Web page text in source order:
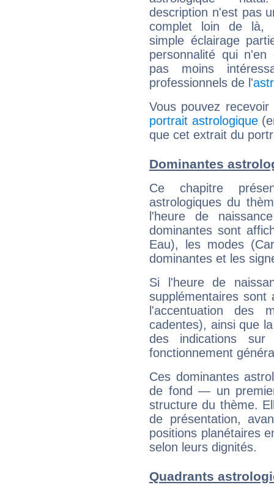
description n'est pas
complet loin de là,
simple éclairage
personnalité qui n'en
pas moins
professionnels de l'
Vous pouvez
portrait astrologique
que cet extrait du
Dominantes
Ce chapitre
astrologiques du
l'heure de
dominantes sont
Eau), les modes
dominantes et les
Si l'heure de
supplémentaires sont
l'accentuation des
cadentes), ainsi que
des indications sur
fonctionnement
Ces dominantes
de fond — un
structure du thème.
de présentation,
positions planétaires
selon leurs dignités.
Quadrants